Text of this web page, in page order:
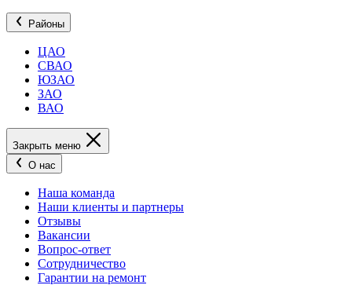
Районы
ЦАО
СВАО
ЮЗАО
ЗАО
ВАО
Закрыть меню
О нас
Наша команда
Наши клиенты и партнеры
Отзывы
Вакансии
Вопрос-ответ
Сотрудничество
Гарантии на ремонт